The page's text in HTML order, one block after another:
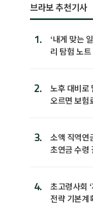
브라보 추천기사
1.
‘내게 맞는
리 탐험 노트
2.
노후 대비로
오르면 보험
3.
소액 직역연
초연금 수령
4.
초고령사회
전략 기본계